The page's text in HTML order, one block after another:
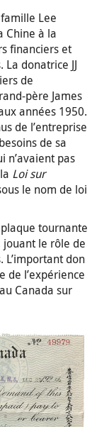
Lee
Chine à la
financiers et
donatrice JJ
de
père James
années 1950.
de l’entreprise
de sa
n’avaient pas
Loi sur
le nom de loi
tournante
jouant le rôle de
don
de l’expérience
Canada sur